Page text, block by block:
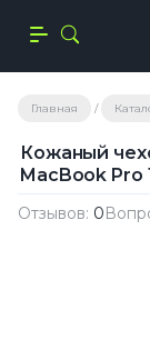
Главная
Кожаный
MacBook Pro
Отзывов: 0